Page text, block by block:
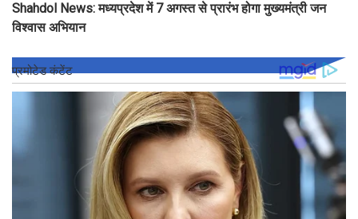
Shahdol News: मध्यप्रदेश में 7 अगस्त से प्रारंभ होगा मुख्यमंत्री जन
विश्वास अभियान